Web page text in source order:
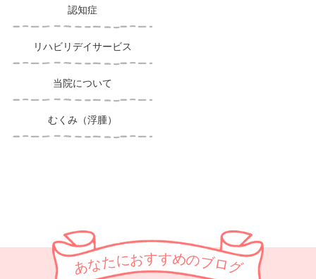
認知症
リハビリデイサービス
当院について
むくみ（浮腫）
あなたにおすすめのブログ